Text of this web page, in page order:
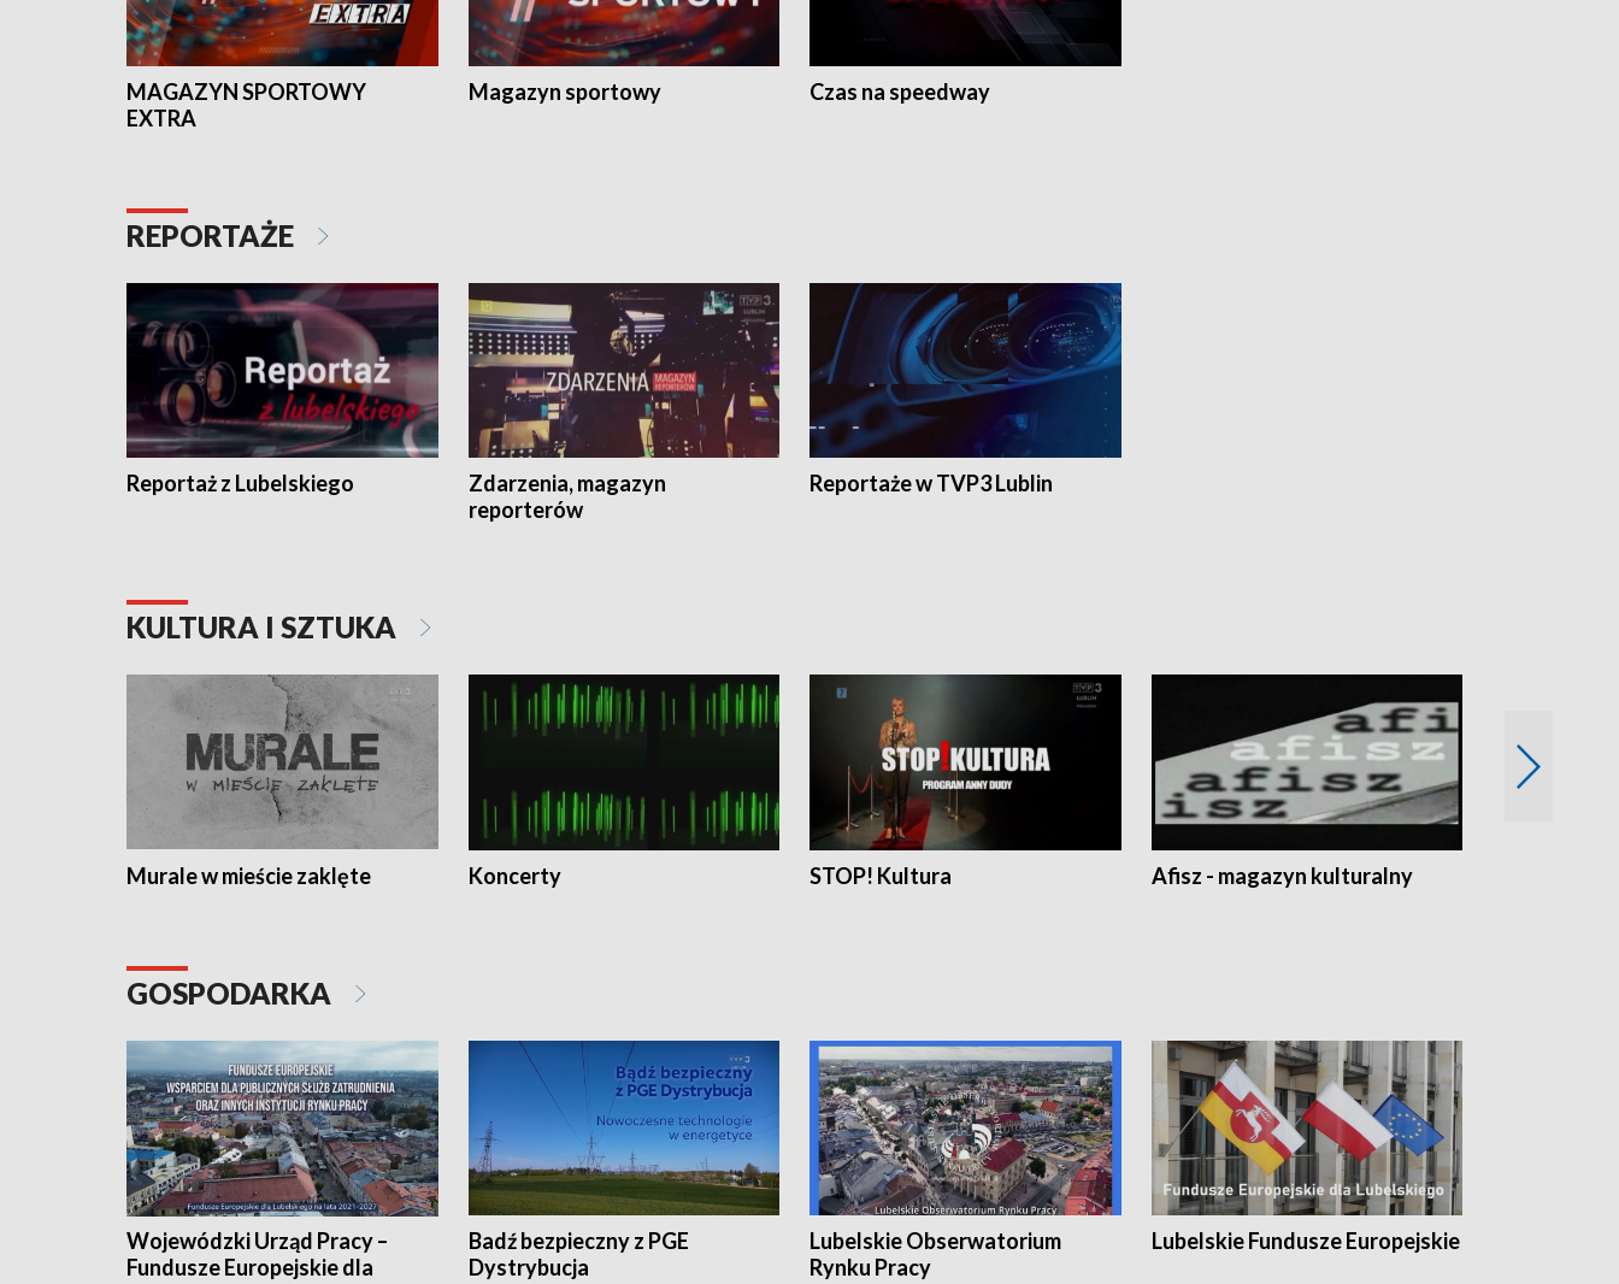
MAGAZYN SPORTOWY
EXTRA
Magazyn sportowy Czas na speedway
REPORTAŻE
Reportaż z Lubelskiego
Zdarzenia, magazyn
reporterów
Reportaże w TVP3 Lublin
KULTURA I SZTUKA
Murale w mieście zaklęte Koncerty STOP! Kultura Afisz - magazyn kulturalny
GOSPODARKA
Wojewódzki Urząd Pracy –
Fundusze Europejskie dla
Badź bezpieczny z PGE
Dystrybucja
Lubelskie Obserwatorium
Rynku Pracy
Lubelskie Fundusze Europejskie